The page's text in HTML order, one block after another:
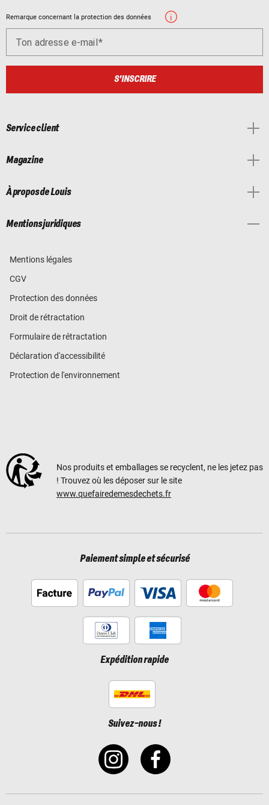
Remarque concernant la protection des données
Ton adresse e-mail
S'INSCRIRE
Service client
Magazine
À propos de Louis
Mentions juridiques
Mentions légales
CGV
Protection des données
Droit de rétractation
Formulaire de rétractation
Déclaration d'accessibilité
Protection de l'environnement
Nos produits et emballages se recyclent, ne les jetez pas
! Trouvez où les déposer sur le site
www.quefairedemesdechets.fr
Paiement simple et sécurisé
Expédition rapide
Suivez-nous !